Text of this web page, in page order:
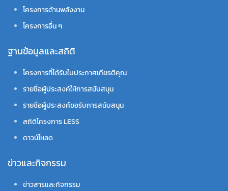
โครงการด้านพลังงาน
โครงการอื่น ๆ
ฐานข้อมูลและสถิติ
โครงการที่ได้รับใบประกาศเกียรติคุณ
รายชื่อผู้ประสงค์ให้การสนับสนุน
รายชื่อผู้ประสงค์ขอรับการสนับสนุน
สถิติโครงการ LESS
ดาวน์โหลด
ข่าวและกิจกรรม
ข่าวสารและกิจกรรม